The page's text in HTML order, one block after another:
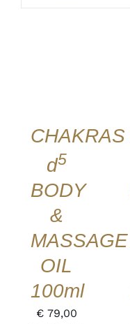
CHAKRAS
d5
BODY
&
MASSAGE
OIL
100ml
€79,00